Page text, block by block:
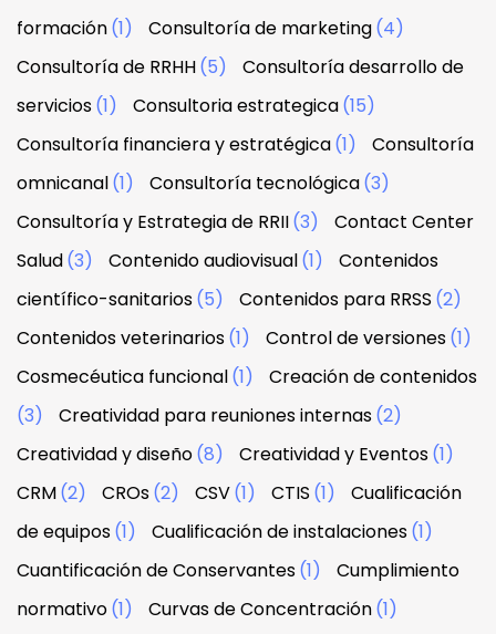
formación(1) Consultoría de marketing(4)
Consultoría de RRHH(5)
Consultoría desarrollo de
servicios(1) Consultoria estrategica(15)
Consultoría financiera y estratégica(1)
Consultoría
omnicanal(1) Consultoría tecnológica(3)
Consultoría y Estrategia de RRII(3)
Contact Center
Salud(3) Contenido audiovisual(1)
Contenidos
científico-sanitarios(5) Contenidos para RRSS (2)
Contenidos veterinarios(1) Control de versiones(1)
Cosmecéutica funcional(1)
Creación de contenidos
(3)
Creatividad para reuniones internas(2)
Creatividad y diseño(8) Creatividad y Eventos(1)
CRM(2) CROs(2) CSV(1) CTIS (1)
Cualificación
de equipos(1) Cualificación de instalaciones(1)
Cuantificación de Conservantes(1)
Cumplimiento
normativo(1) Curvas de Concentración(1)